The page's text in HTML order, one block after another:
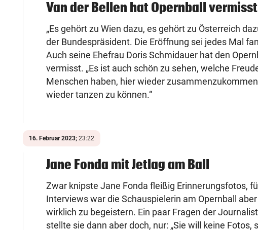
Van der Bellen hat Opernball vermisst
„Es gehört zu Wien dazu, es gehört zu Österreich
der Bundespräsident. Die Eröffnung sei jedes Mal
Auch seine Ehefrau Doris Schmidauer hat den
vermisst. „Es ist auch schön zu sehen, welche
Menschen haben, hier wieder
wieder tanzen zu können.“
16. Februar 2023; 23:22
Jane Fonda mit Jetlag am Ball
Zwar knipste Jane Fonda fleißig Erinnerungsfotos,
Interviews war die Schauspielerin am Opernball
wirklich zu begeistern. Ein paar Fragen der
stellte sie dann aber doch, nur: „Sie will keine Fotos,